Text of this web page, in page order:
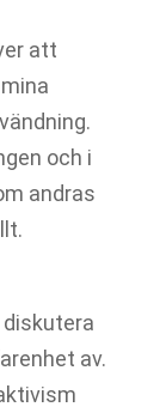
att
och i
andras
av.